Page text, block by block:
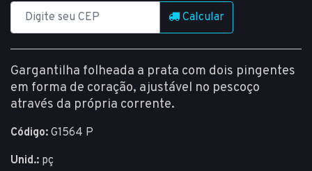
Calcular
Gargantilha folheada a prata com dois pingentes
em forma de coração, ajustável no pescoço
através da própria corrente.
Código: G1564 P
Unid.: pç